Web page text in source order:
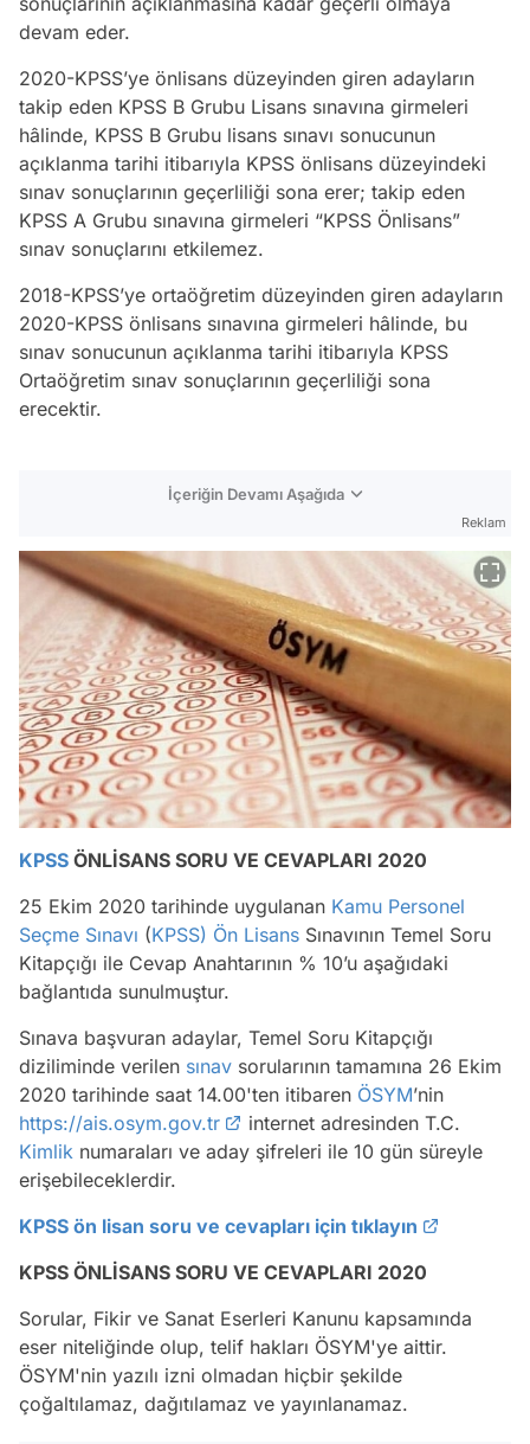
devam eder.
2020-KPSS’ye önlisans düzeyinden giren adayların
takip eden KPSS B Grubu Lisans sınavına girmeleri
hâlinde, KPSS B Grubu lisans sınavı sonucunun
açıklanma tarihi itibarıyla KPSS önlisans düzeyindeki
sınav sonuçlarının geçerliliği sona erer; takip eden
KPSS A Grubu sınavına girmeleri “KPSS Önlisans”
sınav sonuçlarını etkilemez.
2018-KPSS’ye ortaöğretim düzeyinden giren adayların
2020-KPSS önlisans sınavına girmeleri hâlinde, bu
sınav sonucunun açıklanma tarihi itibarıyla KPSS
Ortaöğretim sınav sonuçlarının geçerliliği sona
erecektir.
İçeriğin Devamı Aşağıda
Reklam
KPSS ÖNLİSANS SORU VE CEVAPLARI 2020
25 Ekim 2020 tarihinde uygulanan Kamu Personel
Seçme Sınavı (KPSS) Ön Lisans Sınavının Temel Soru
Kitapçığı ile Cevap Anahtarının % 10’u aşağıdaki
bağlantıda sunulmuştur.
Sınava başvuran adaylar, Temel Soru Kitapçığı
diziliminde verilen sınav sorularının tamamına 26 Ekim
2020 tarihinde saat 14.00'ten itibaren ÖSYM’nin
https://ais.osym.gov.tr
internet adresinden T.C.
Kimlik numaraları ve aday şifreleri ile 10 gün süreyle
erişebileceklerdir.
KPSS ön lisan soru ve cevapları için tıklayın
KPSS ÖNLİSANS SORU VE CEVAPLARI 2020
Sorular, Fikir ve Sanat Eserleri Kanunu kapsamında
eser niteliğinde olup, telif hakları ÖSYM'ye aittir.
ÖSYM'nin yazılı izni olmadan hiçbir şekilde
çoğaltılamaz, dağıtılamaz ve yayınlanamaz.